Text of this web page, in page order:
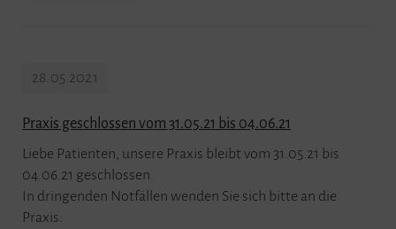
28.05.2021
Praxis geschlossen vom 31.05.21 bis 04.06.21
Liebe Patienten, unsere Praxis bleibt vom 31.05.21 bis
04.06.21 geschlossen.
In dringenden Notfällen wenden Sie sich bitte an die
Praxis: